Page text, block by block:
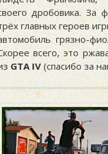
дробовика. За
главных героев
грязно-
всего, это
GTA IV(спасибо за